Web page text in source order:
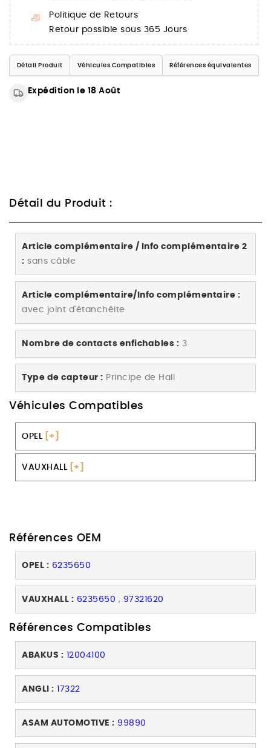
Politique de Retours
Retour possible sous 365 Jours
Détail Produit Véhicules Compatibles Références équivalentes
Expédition le 18 Août
Détail du Produit :
Article complémentaire / Info complémentaire 2
: sans câble
Article complémentaire/Info complémentaire :
avec joint d'étanchéite
Nombre de contacts enfichables : 3
Type de capteur : Principe de Hall
Véhicules Compatibles
OPEL [+]
VAUXHALL [+]
Références OEM
OPEL : 6235650
VAUXHALL : 6235650 , 97321620
Références Compatibles
ABAKUS : 12004100
ANGLI : 17322
ASAM AUTOMOTIVE : 99890